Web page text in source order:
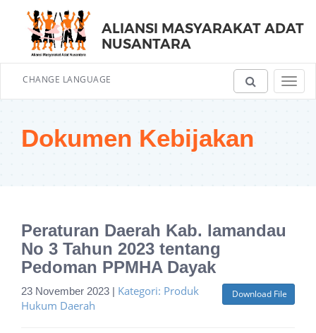
ALIANSI MASYARAKAT ADAT
NUSANTARA
CHANGE LANGUAGE
Dokumen Kebijakan
Peraturan Daerah Kab. lamandau
No 3 Tahun 2023 tentang
Pedoman PPMHA Dayak
Download File
23 November 2023 | Kategori: Produk
Hukum Daerah